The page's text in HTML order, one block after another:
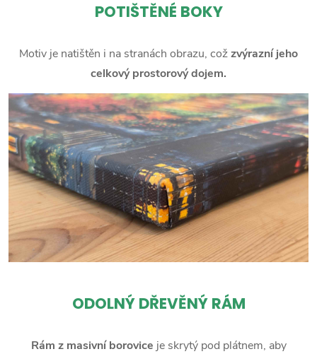
POTIŠTĚNÉ BOKY
Motiv je natištěn i na stranách obrazu, cožzvýrazní jeho
celkový prostorový dojem.
ODOLNÝ DŘEVĚNÝ RÁM
Rám z masivní borovice je skrytý pod plátnem, aby